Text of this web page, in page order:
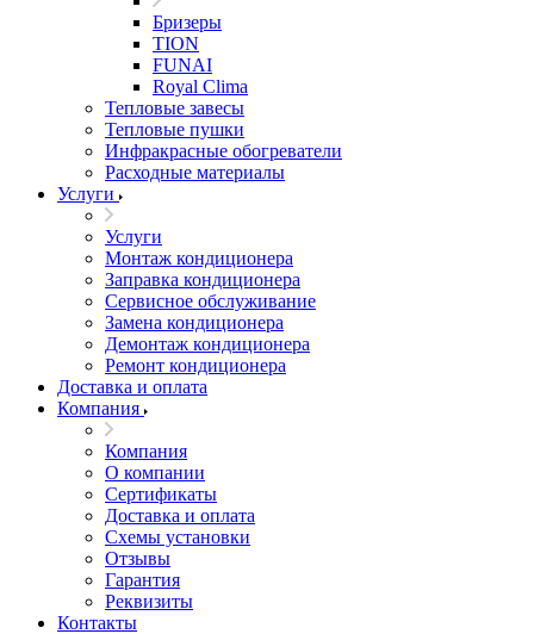
Бризеры
TION
FUNAI
Royal Clima
Тепловые завесы
Тепловые пушки
Инфракрасные обогреватели
Расходные материалы
Услуги
Услуги
Монтаж кондиционера
Заправка кондиционера
Сервисное обслуживание
Замена кондиционера
Демонтаж кондиционера
Ремонт кондиционера
Доставка и оплата
Компания
Компания
О компании
Сертификаты
Доставка и оплата
Схемы установки
Отзывы
Гарантия
Реквизиты
Контакты